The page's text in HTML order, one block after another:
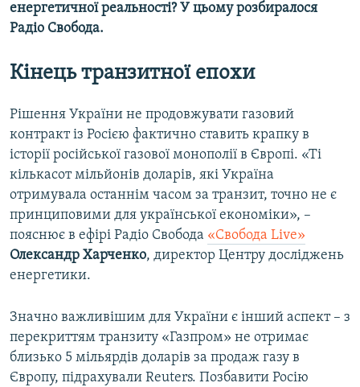
Усі сайти RFE/RL
енергетичної реальності? У цьому розбиралося
Радіо Свобода.
Кінець транзитної епохи
Рішення України не продовжувати газовий
контракт із Росією фактично ставить крапку в
історії російської газової монополії в Європі. «Ті
кількасот мільйонів доларів, які Україна
отримувала останнім часом за транзит, точно не є
принциповими для української економіки», –
пояснює в ефірі Радіо Свобода «Свобода Live»
Олександр Харченко, директор Центру досліджень
енергетики.
Значно важливішим для України є інший аспект – з
перекриттям транзиту «Газпром» не отримає
близько 5 мільярдів доларів за продаж газу в
Європу, підрахували Reuters. Позбавити Росію